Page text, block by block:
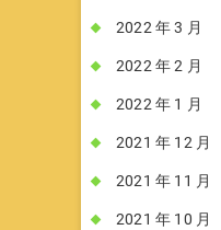
2022 年 3 月
2022 年 2 月
2022 年 1 月
2021 年 12 月
2021 年 11 月
2021 年 10 月